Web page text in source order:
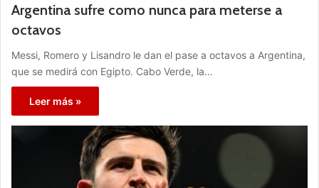
Argentina sufre como nunca para meterse a
octavos
Messi, Romero y Lisandro le dan el pase a octavos a Argentina,
que se medirá con Egipto. Cabo Verde, la…
Leer más »